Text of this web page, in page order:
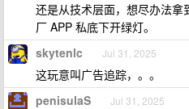
还是从技术层面，想尽办法
厂 APP 私底下开绿灯。
skytenlc Jul 31, 2025
这玩意叫广告追踪，。。
penisulaS Jul 31, 2025